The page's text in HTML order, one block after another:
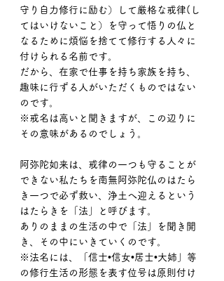
守り自力修行に励む）して厳格な戒律(し
てはいけないこと）を守って悟りの仏と
なるために煩悩を捨てて修行する人々に
付けられる名前です。
だから、在家で仕事を持ち家族を持ち、
趣味に行ずる人がいただくものではない
のです。
※戒名は高いと聞きますが、この辺りに
その意味があるのでしょう。
阿弥陀如来は、戒律の一つも守ることが
できない私たちを南無阿弥陀仏のはたら
き一つで必ず救い、浄土へ迎えるという
はたらきを「法」と呼びます。
ありのままの生活の中で「法」を聞き開
き、その中にいきていくのです。
※法名には、「信士•信女•居士•大姉」等
の修行生活の形態を表す位号は原則付け